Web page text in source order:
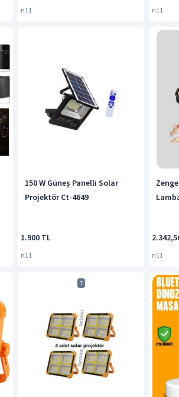
n11 n11
150 W Güneş Panelli Solar
Projektör Ct-4649
1.900 TL
n11 n11
7